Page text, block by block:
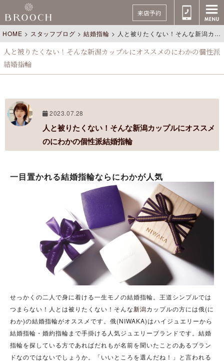
来店予約
HOME > スタッフブログ >結婚指輪 > 人と被りたくない！そんな新潟カップルにオススメのにわかの個性派結婚指輪
人と被りたくない！そんな新潟カップルにオススメのにわかの個性派
結婚指輪
2023.07.28
人と被りたくない！そんな新潟カップルにオススメ
のにわかの個性派結婚指輪
一目置かれる結婚指輪ならにわかが人気
せっかくの二人で身に着ける一生モノの結婚指輪。王道シンプルでは
つまらない！人とは被りたくない！そんな新潟カップルの方には俄(に
わか)の結婚指輪がオススメです。 俄(NIWAKA)はハイジュエリーから
結婚指輪・婚約指輪まで手掛ける人気ジュエリーブランドです。結婚
指輪を探している方であればだれもが名前を聞いたことのあるブラン
ドなのではないでしょうか。「いいところを選んだね！」と言われる